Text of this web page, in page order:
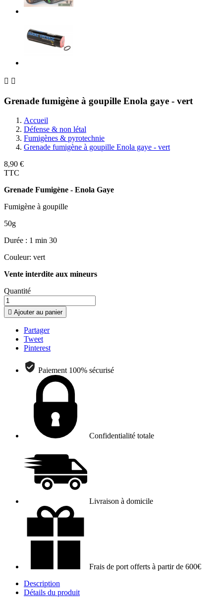
 
Grenade fumigène à goupille Enola gaye - vert
Accueil
Défense & non létal
Fumigènes & pyrotechnie
Grenade fumigène à goupille Enola gaye - vert
8,90 €
TTC
Grenade Fumigène - Enola Gaye
Fumigène à goupille
50g
Durée : 1 min 30
Couleur: vert
Vente interdite aux mineurs
Quantité
 Ajouter au panier
Partager
Tweet
Pinterest
Paiement 100% sécurisé
Confidentialité totale
Livraison à domicile
Frais de port offerts à partir de 600€
Description
Détails du produit